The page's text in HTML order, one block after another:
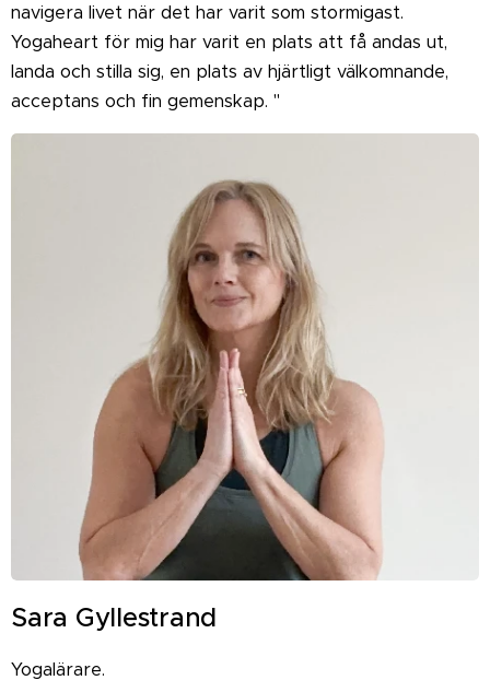
navigera livet när det har varit som stormigast.
Yogaheart för mig har varit en plats att få andas ut,
landa och stilla sig, en plats av hjärtligt välkomnande,
acceptans och fin gemenskap. "
Sara Gyllestrand
Yogalärare.